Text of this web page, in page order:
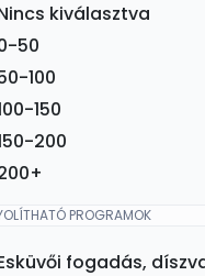
kiválasztva
50
100
150
200
PROGRAMOK
fogadás,